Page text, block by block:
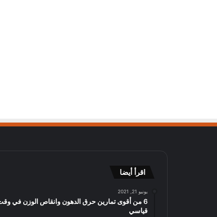
اقرأ أيضا
يونيو 21, 2021
6 من أقوى تمارين حرق الدهون وانقاص الوزن في
قياسي